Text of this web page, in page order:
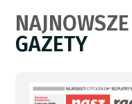
GAZETY